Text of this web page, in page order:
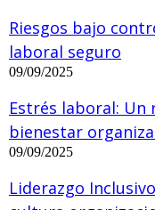
Riesgos bajo
laboral seguro
09/09/2025
Estrés laboral: Un
bienestar
09/09/2025
Liderazgo